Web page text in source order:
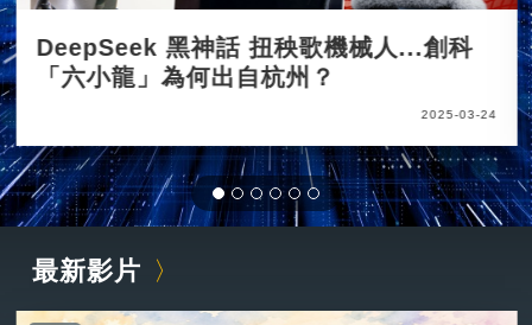
DeepSeek 黑神話 扭秧歌機械人...創科
「六小龍」為何出自杭州？
2025-03-24
最新影片